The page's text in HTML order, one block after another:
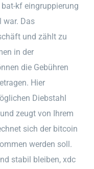
kf eingruppierung
war. Das
und zählt zu
in der
die Gebühren
Hier
Diebstahl
zeugt von Ihrem
sich der bitcoin
werden soll.
stabil bleiben, xdc